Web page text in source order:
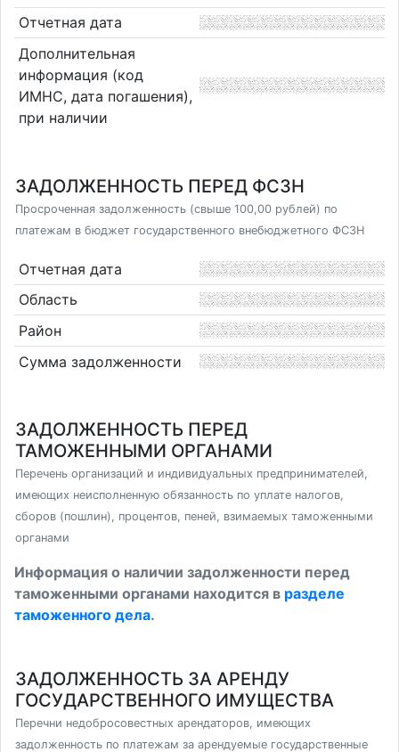
Отчетная дата
Дополнительная
информация (код
ИМНС, дата погашения),
при наличии
ЗАДОЛЖЕННОСТЬ ПЕРЕД ФСЗН
Просроченная задолженность (свыше 100,00 рублей) по
платежам в бюджет государственного внебюджетного ФСЗН
Отчетная дата
Область
Район
Сумма задолженности
ЗАДОЛЖЕННОСТЬ ПЕРЕД
ТАМОЖЕННЫМИ ОРГАНАМИ
Перечень организаций и индивидуальных предпринимателей,
имеющих неисполненную обязанность по уплате налогов,
сборов (пошлин), процентов, пеней, взимаемых таможенными
органами
Информация о наличии задолженности перед
таможенными органами находится в разделе
таможенного дела.
ЗАДОЛЖЕННОСТЬ ЗА АРЕНДУ
ГОСУДАРСТВЕННОГО ИМУЩЕСТВА
Перечни недобросовестных арендаторов, имеющих
задолженность по платежам за арендуемые государственные